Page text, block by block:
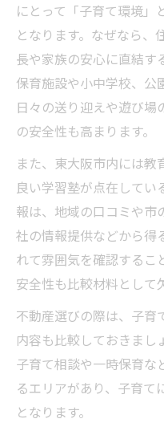
にとって「子育て環境」
となります。なぜなら
長や家族の安心に直結す
保育施設や小中学校、公
日々の送り迎えや遊び場
の安全性も高まります。
また、東大阪市内には
良い学習塾が点在してい
報は、地域の口コミや
社の情報提供などから得
れて雰囲気を確認するこ
安全性も比較材料として
不動産選びの際は、子育
内容も比較しておきまし
子育て相談や一時保育な
るエリアがあり、子育て
となります。